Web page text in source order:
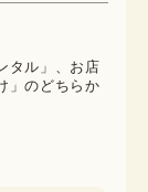
タル」、お店
」のどちらか